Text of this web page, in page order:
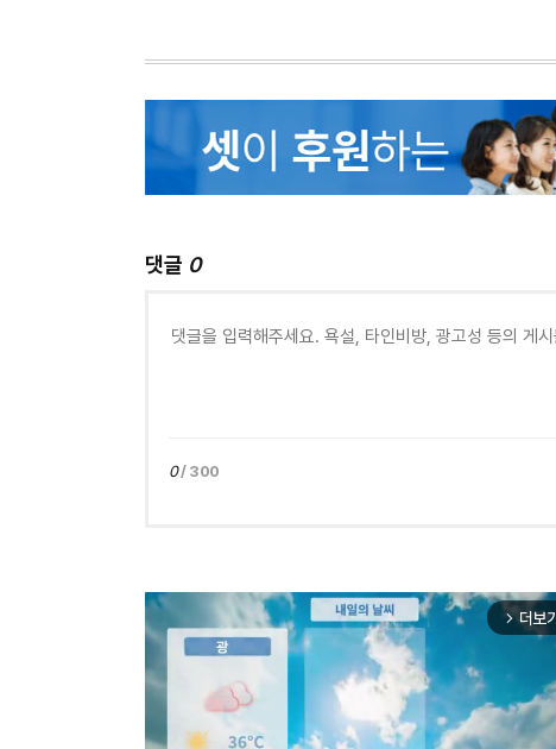
댓글 0
0/ 300
arrow_forward_ios 더보기